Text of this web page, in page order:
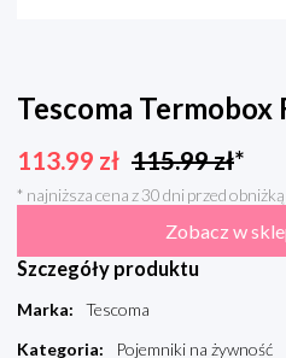
Tescoma Termobox
113.99 zł 115.99zł*
* najniższa cena z 30 dni przed obniżką
Zobacz w
Szczegóły produktu
Marka:
Tescoma
Kategoria: Pojemniki na żywność